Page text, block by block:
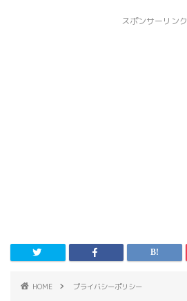
スポンサーリンク
HOME プライバシーポリシー